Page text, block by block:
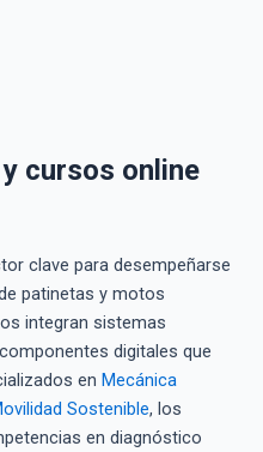
cursos online
clave para desempeñarse
patinetas y motos
integran sistemas
digitales que
en Mecánica
Sostenible, los
en diagnóstico